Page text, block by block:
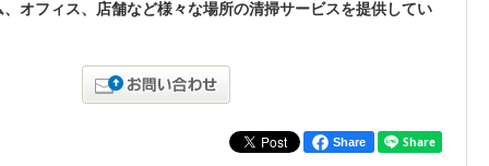
オフィス、店舗など様々な場所の清掃サービスを提供してい
Share